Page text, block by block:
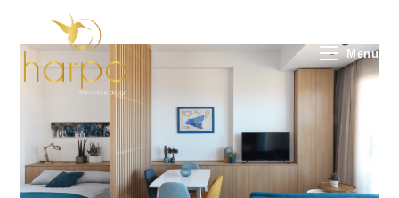
content
Menu